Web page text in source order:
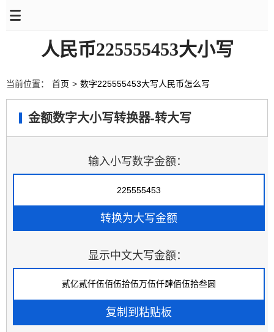
人民币225555453大小写
当前位置： 首页 > 数字225555453大写人民币怎么写
金额数字大小写转换器-转大写
输入小写数字金额：
显示中文大写金额：